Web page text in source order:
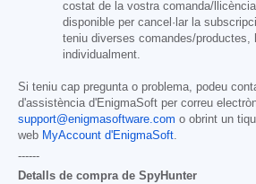
costat de la vostra comanda/
disponible per cancel·lar la
teniu diverses comandes/productes,
individualment.
Si teniu cap pregunta o problema, podeu
d'assistència d'EnigmaSoft per correu
support@enigmasoftware.com o obrint un
web MyAccount d'EnigmaSoft.
------
Detalls de compra de SpyHunter